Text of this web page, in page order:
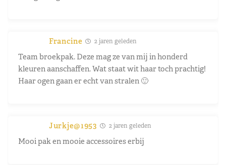
Francine 2 jaren geleden
Team broekpak. Deze mag ze van mij in honderd
kleuren aanschaffen. Wat staat wit haar toch prachtig!
Haar ogen gaan er echt van stralen 🙂
Jurkje@1953 2 jaren geleden
Mooi pak en mooie accessoires erbij